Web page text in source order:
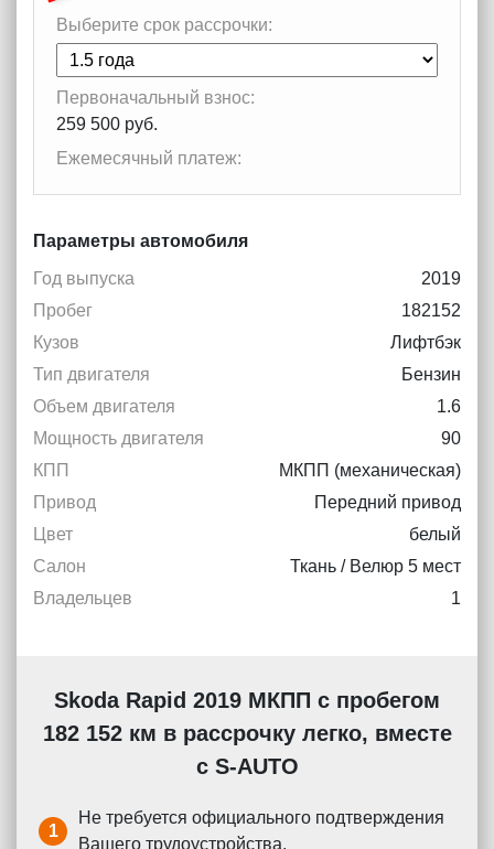
Выберите срок рассрочки:
Первоначальный взнос:
259 500 руб.
Ежемесячный платеж:
Параметры автомобиля
Год выпуска
2019
Пробег
182152
Кузов
Лифтбэк
Тип двигателя
Бензин
Объем двигателя
1.6
Мощность двигателя
90
КПП
МКПП (механическая)
Привод
Передний привод
Цвет
белый
Салон
Ткань / Велюр 5 мест
Владельцев
1
Skoda Rapid 2019 МКПП с пробегом
182 152 км в рассрочку легко, вместе
с S-AUTO
1
Не требуется официального подтверждения
Вашего трудоустройства.